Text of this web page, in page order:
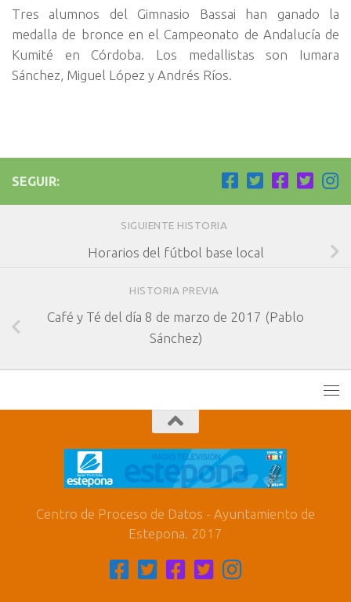
Tres alumnos del Gimnasio Bassai han ganado la
medalla de bronce en el Campeonato de Andalucía de
Kumité en Córdoba. Los medallistas son Iumara
Sánchez, Miguel López y Andrés Ríos.
SEGUIR:
SIGUIENTE HISTORIA
Horarios del fútbol base local
HISTORIA PREVIA
Café y Té del día 8 de marzo de 2017 (Pablo
Sánchez)
Centro de Proceso de Datos - Ayuntamiento de
Estepona. 2017